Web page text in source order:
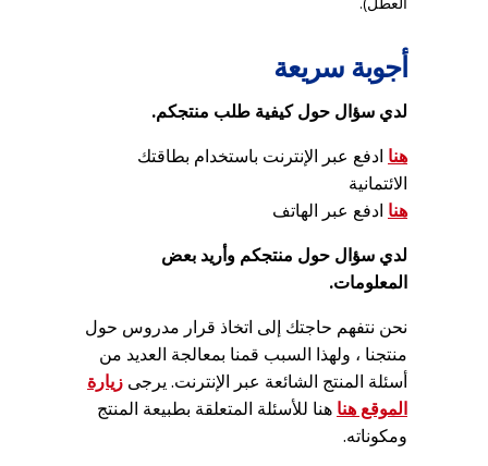
ي
أجوبة سريعة
لدي سؤال حول كيفية طلب منتجكم.
هنا ادفع عبر الإنترنت باستخدام بطاقتك
الائتمانية
هنا ادفع عبر الهاتف
لدي سؤال حول منتجكم وأريد بعض
المعلومات.
نحن نتفهم حاجتك إلى اتخاذ قرار مدروس حول
منتجنا ، ولهذا السبب قمنا بمعالجة العديد من
أسئلة المنتج الشائعة عبر الإنترنت. يرجى زيارة
الموقع هنا هنا للأسئلة المتعلقة بطبيعة المنتج
ومكوناته.